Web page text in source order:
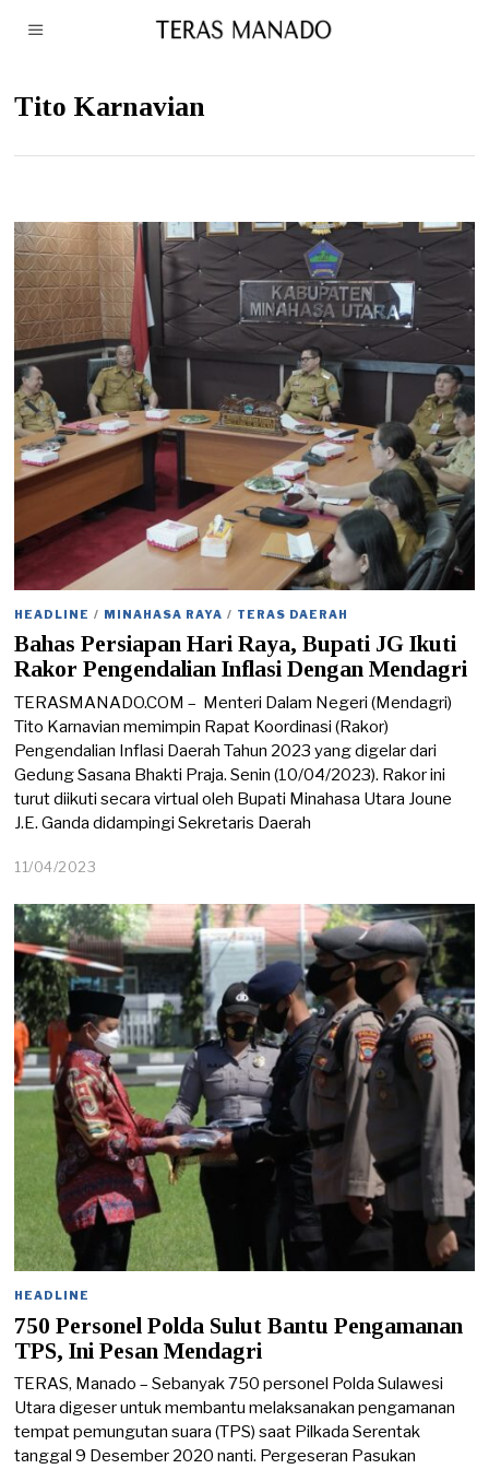
Tito Karnavian
HEADLINE / MINAHASA RAYA / TERAS DAERAH
Bahas Persiapan Hari Raya, Bupati JG Ikuti
Rakor Pengendalian Inflasi Dengan Mendagri
TERASMANADO.COM – Menteri Dalam Negeri (Mendagri)
Tito Karnavian memimpin Rapat Koordinasi (Rakor)
Pengendalian Inflasi Daerah Tahun 2023 yang digelar dari
Gedung Sasana Bhakti Praja. Senin (10/04/2023). Rakor ini
turut diikuti secara virtual oleh Bupati Minahasa Utara Joune
J.E. Ganda didampingi Sekretaris Daerah
11/04/2023
/
0
4
/
2
2
3
HEADLINE
750 Personel Polda Sulut Bantu Pengamanan
TPS, Ini Pesan Mendagri
TERAS, Manado – Sebanyak 750 personel Polda Sulawesi
Utara digeser untuk membantu melaksanakan pengamanan
tempat pemungutan suara (TPS) saat Pilkada Serentak
tanggal 9 Desember 2020 nanti. Pergeseran Pasukan